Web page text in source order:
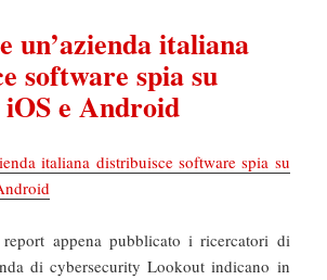
un’azienda italiana
software spia su
e Android
italiana distribuisce software spia su
appena pubblicato i ricercatori di
di cybersecurity Lookout indicano in